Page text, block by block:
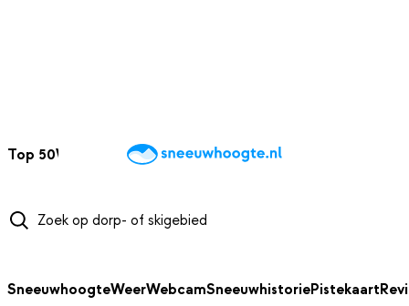
Top 50Webcams WintersportweerKaarten
SneeuwhoogteWeerWebcamSneeuwhistoriePistekaart